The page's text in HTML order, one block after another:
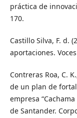
práctica de
170.
Castillo Silva, F. d.
aportaciones.
Contreras Roa, C.
de un plan de
empresa
de Santander.